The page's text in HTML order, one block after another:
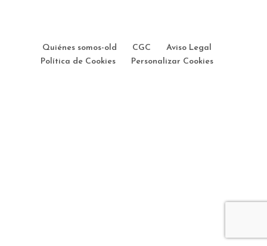
Quiénes somos-old CGC
Aviso Legal
Política de Cookies
Personalizar Cookies